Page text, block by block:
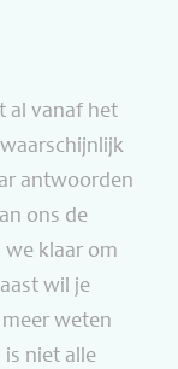
al vanaf het
antwoorden
ons de
klaar om
wil je
weten
is niet alle